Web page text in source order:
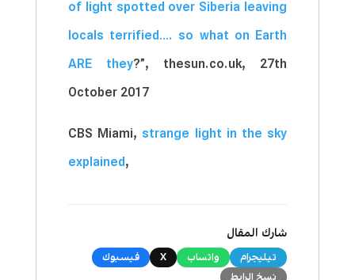
of light spotted over Siberia leaving
locals terrified…. so what on Earth
ARE they?”, thesun.co.uk, 27th
October 2017
CBS Miami, strange light in the sky
explained,
شارك المقال
تيليجرام واتساب X
فيسبوك